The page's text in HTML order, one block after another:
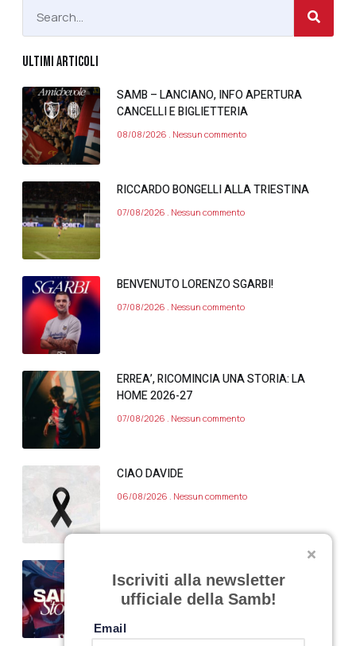
ULTIMI ARTICOLI
SAMB – LANCIANO, INFO APERTURA
CANCELLI E BIGLIETTERIA
08/08/2026 Nessun commento
RICCARDO BONGELLI ALLA TRIESTINA
07/08/2026 Nessun commento
BENVENUTO LORENZO SGARBI!
07/08/2026 Nessun commento
ERREA’, RICOMINCIA UNA STORIA: LA
HOME 2026-27
07/08/2026 Nessun commento
CIAO DAVIDE
06/08/2026 Nessun commento
AGOSTO 2026
06/08/2026 Nessun commento
Iscriviti alla newsletter
ufficiale della Samb!
Email